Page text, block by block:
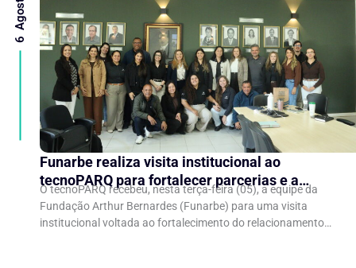
Funarbe realiza visita institucional ao
tecnoPARQ para fortalecer parcerias e a
gestão da inovação
O tecnoPARQ recebeu, nesta terça-feira (05), a equipe da
Fundação Arthur Bernardes (Funarbe) para uma visita
institucional voltada ao fortalecimento do relacionamento